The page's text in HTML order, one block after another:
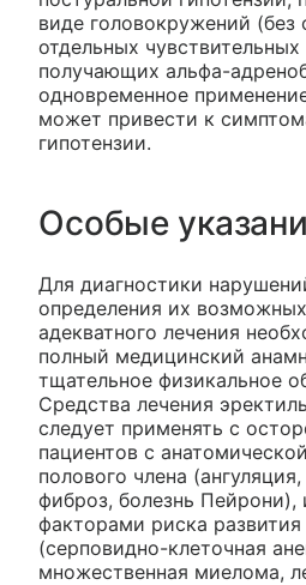
виде головокружений (без
отдельных чувствительных
получающих альфа-
одновременное
может привести к
гипотензии.
Особые
Для диагностики
определения их
адекватного лечения
полный медицинский
тщательное физикальное
Средства лечения
следует применять с
пациентов с
полового члена
фиброз, болезнь Пейрони),
факторами риска
(серповидно-клеточная
множественная миелома,